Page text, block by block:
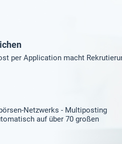
per Application macht
Netzwerks - Multiposting
auf über 70 großen